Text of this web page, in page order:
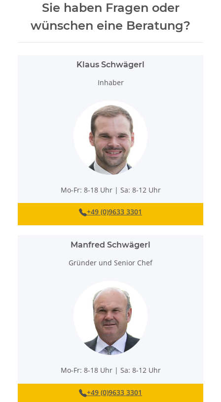
Sie haben Fragen oder
wünschen eine Beratung?
Klaus Schwägerl
Inhaber
Mo-Fr: 8-18 Uhr | Sa: 8-12 Uhr
+49 (0)9633 3301
Manfred Schwägerl
Gründer und Senior Chef
Mo-Fr: 8-18 Uhr | Sa: 8-12 Uhr
+49 (0)9633 3301